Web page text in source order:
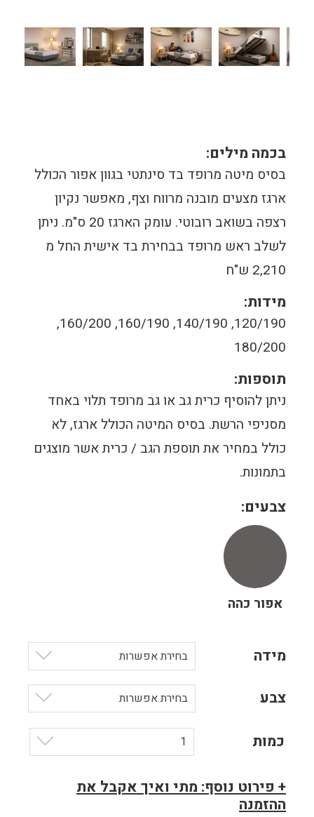
בכמה מילים:
בסיס מיטה מרופד בד סינתטי בגוון אפור הכולל
ארגז מצעים מובנה מרווח וצף, מאפשר נקיון
רצפה בשואב רובוטי. עומק הארגז 20 ס"מ. ניתן
לשלב ראש מרופד בבחירת בד אישית החל מ
2,210 ש"ח
מידות:
120/190, 140/190, 160/190, 160/200,
180/200
תוספות:
ניתן להוסיף כרית גב או גב מרופד תלוי באחד
מסניפי הרשת. בסיס המיטה הכולל ארגז, לא
כולל במחיר את תוספת הגב / כרית אשר מוצגים
בתמונות.
צבעים:
אפור כהה
מידה בחירת אפשרות
צבע בחירת אפשרות
כמות 1
+ פירוט נוסף: מתי ואיך אקבל את
ההזמנה